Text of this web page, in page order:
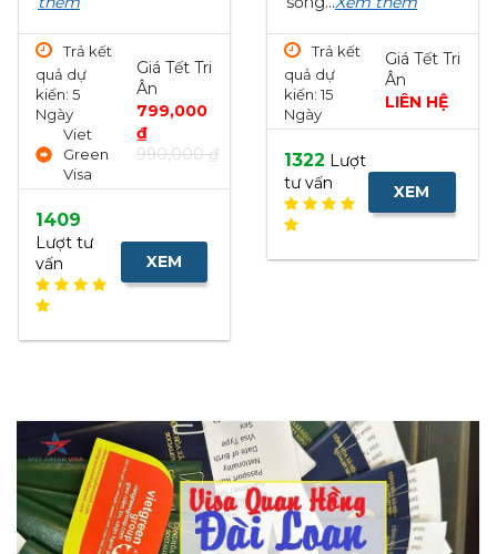
Trả kết
quả dự
kiến: 5
Ngày
Viet
Green
Visa
Giá Tết Tri
Ân
799,000
₫
990,000 ₫
1409
Lượt tư
vấn
XEM
Trả kết
quả dự
kiến: 15
Ngày
Giá Tết Tri
Ân
LIÊN HỆ
1322 Lượt
tư vấn
XEM